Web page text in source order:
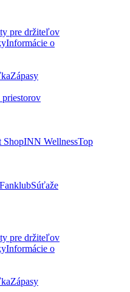
pre držiteľov
Informácie o
Zápasy
priestorov
ShopINN WellnessTop
FanklubSúťaže
pre držiteľov
Informácie o
Zápasy